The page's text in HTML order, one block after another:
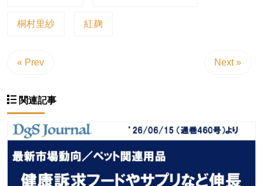
桐村里紗 紅麹
« Prev Next »
関連記事